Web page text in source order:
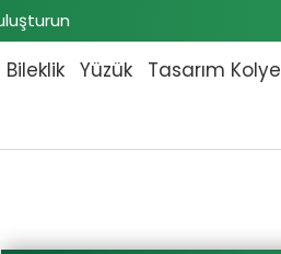
Bileklik Yüzük Tasarım Kolye